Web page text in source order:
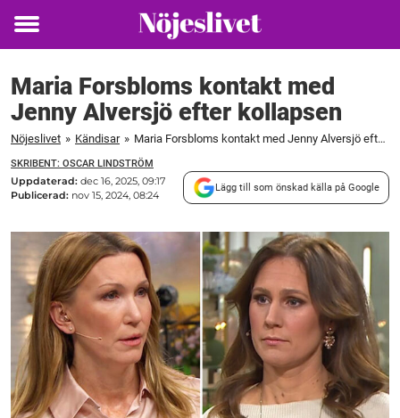
Toggle
Maria Forsbloms kontakt med
Jenny Alversjö efter kollapsen
Nöjeslivet » Kändisar » Maria Forsbloms kontakt med Jenny Alversjö efter kollapsen
SKRIBENT: OSCAR LINDSTRÖM
Uppdaterad: dec 16, 2025, 09:17
Publicerad: nov 15, 2024, 08:24
Lägg till som önskad källa på Google